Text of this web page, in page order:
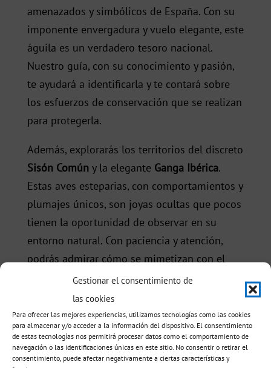
Gestionar el consentimiento de
las cookies
Para ofrecer las mejores experiencias, utilizamos tecnologías como las cookies
para almacenar y/o acceder a la información del dispositivo. El consentimiento
de estas tecnologías nos permitirá procesar datos como el comportamiento de
navegación o las identificaciones únicas en este sitio. No consentir o retirar el
consentimiento, puede afectar negativamente a ciertas características y
amenazados y simbólicos de España. Con su
imponente envergadura y vuelo elegante, este
águila es un verdadero tesoro nacional.
Nuestro guía, con su conocimiento y pasión,
te ayudará a identificarla y te contará sobre
los esfuerzos de conservación que se realizan
para protegerla.
Además, explorarás los territorios del discreto
Sisón Comúny la elegante Ganga Ibérica.
Estas aves esteparias, con comportamientos y
plumajes únicos, son joyas ocultas que pocos
tienen la oportunidad de observar en su
entorno natural. Con paciencia y atención,
podrás admirar cómo se mimetizan con el
paisaje y entender la importancia de
preservar sus hábitats. Sin prisas, sin
presiones, en una experiencia diseñada para
que disfrutes del tiempo a tu ritmo.
No podemos olvidar a la impresionante